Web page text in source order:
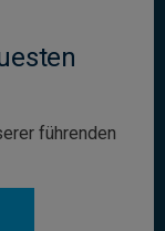
führenden